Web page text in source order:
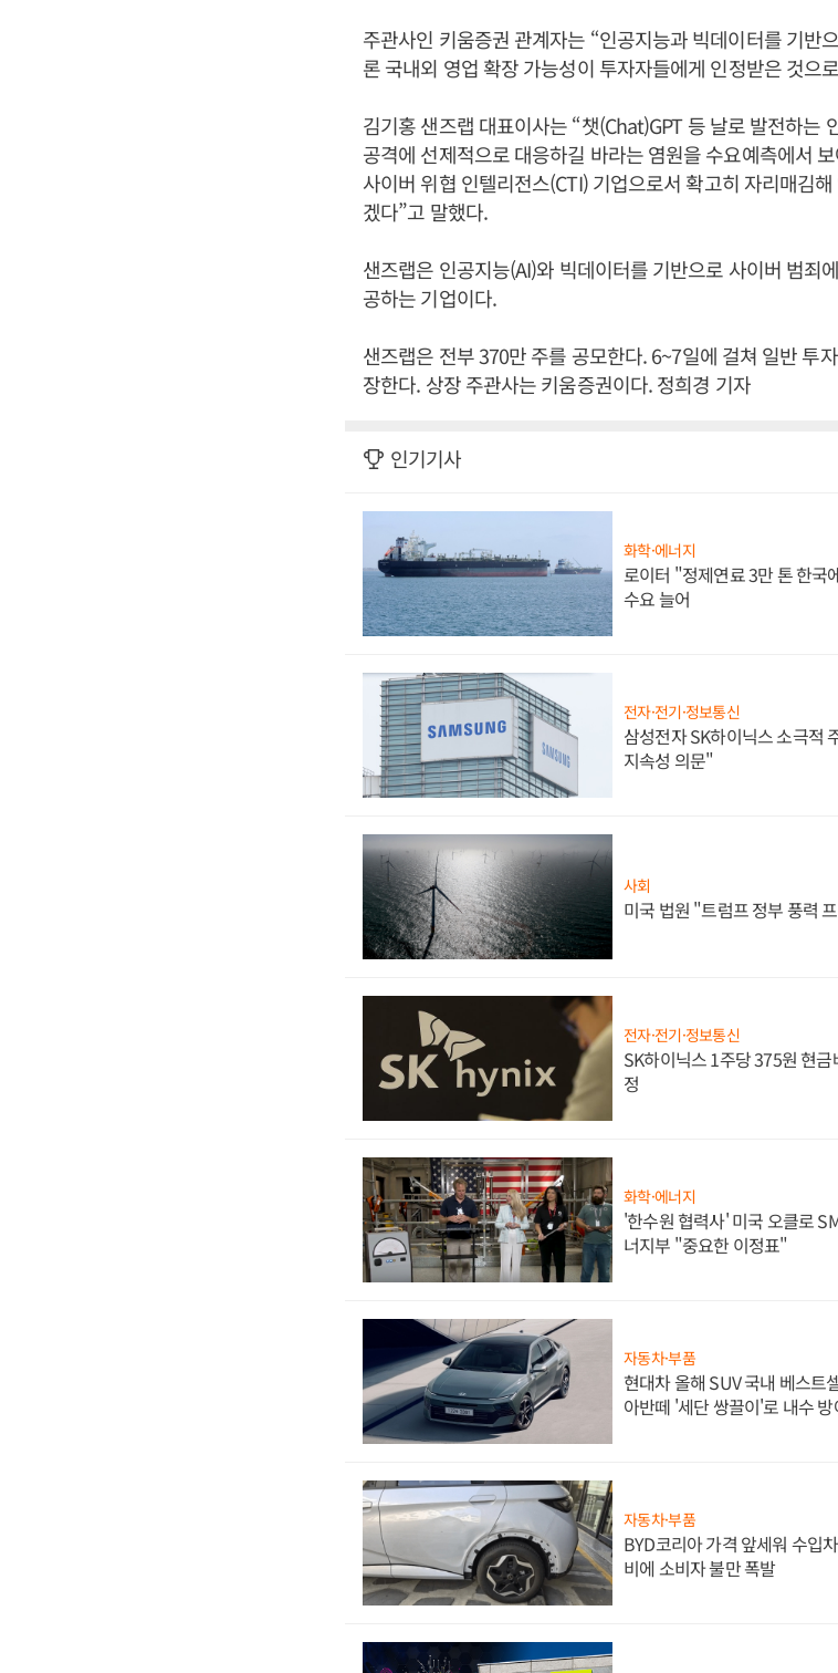
주관사인 키움증권 관계자는 “인공지능과 빅데이터를 기반
론 국내외 영업 확장 가능성이 투자자들에게 인정받은 것으
김기홍 샌즈랩 대표이사는 “챗(Chat)GPT 등 날로 발전하는
공격에 선제적으로 대응하길 바라는 염원을 수요예측에서
사이버 위협 인텔리전스(CTI) 기업으로서 확고히 자리매김
겠다”고 말했다.
샌즈랩은 인공지능(AI)와 빅데이터를 기반으로 사이버 범죄
공하는 기업이다.
샌즈랩은 전부 370만 주를 공모한다. 6~7일에 걸쳐 일반 투
장한다. 상장 주관사는 키움증권이다. 정희경 기자
인기기사
화학·에너지
로이터 "정제연료 3만 톤 한국
수요 늘어
전자·전기·정보통신
삼성전자 SK하이닉스 소극적
지속성 의문"
사회
미국 법원 "트럼프 정부 풍력
전자·전기·정보통신
SK하이닉스 1주당 375원 현
정
화학·에너지
'한수원 협력사' 미국 오클로
너지부 "중요한 이정표"
자동차·부품
현대차 올해 SUV 국내 베스트
아반떼 '세단 쌍끌이'로 내수 방
자동차·부품
BYD코리아 가격 앞세워 수입
비에 소비자 불만 폭발